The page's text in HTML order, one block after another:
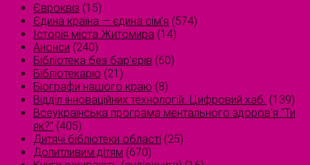
Євроквіз (15)
Єдина країна — єдина сім’я (574)
Історія міста Житомира (14)
Анонси (240)
Бібліотека без бар'єрів (60)
Бібліотекарю (21)
Біографи нашого краю (8)
Відділ інноваційних технологій. Цифровий хаб. (139)
Всеукраїнська програма ментального здоров'я "Ти
як?" (405)
Дитячі бібліотеки області (25)
Допитливим дітям (670)